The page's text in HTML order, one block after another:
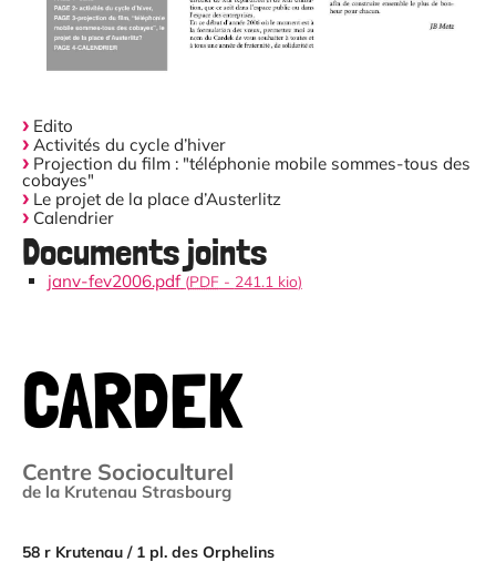
Edito
Activités du cycle d’hiver
Projection du film : "téléphonie mobile sommes-tous des
cobayes"
Le projet de la place d’Austerlitz
Calendrier
Documents joints
janv-fev2006.pdf (PDF- 241.1 kio)
CARDEK
Centre Socioculturel
de la Krutenau Strasbourg
58 r Krutenau / 1 pl. des Orphelins